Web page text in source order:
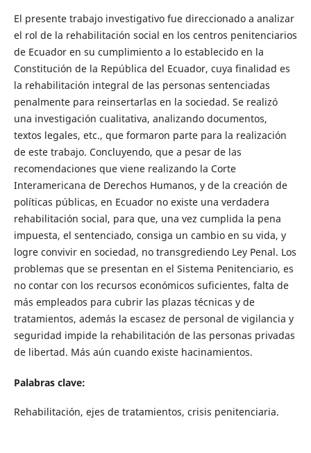
El presente trabajo investigativo fue direccionado a analizar
el rol de la rehabilitación social en los centros penitenciarios
de Ecuador en su cumplimiento a lo establecido en la
Constitución de la República del Ecuador, cuya finalidad es
la rehabilitación integral de las personas sentenciadas
penalmente para reinsertarlas en la sociedad. Se realizó
una investigación cualitativa, analizando documentos,
textos legales, etc., que formaron parte para la realización
de este trabajo. Concluyendo, que a pesar de las
recomendaciones que viene realizando la Corte
Interamericana de Derechos Humanos, y de la creación de
políticas públicas, en Ecuador no existe una verdadera
rehabilitación social, para que, una vez cumplida la pena
impuesta, el sentenciado, consiga un cambio en su vida, y
logre convivir en sociedad, no transgrediendo Ley Penal. Los
problemas que se presentan en el Sistema Penitenciario, es
no contar con los recursos económicos suficientes, falta de
más empleados para cubrir las plazas técnicas y de
tratamientos, además la escasez de personal de vigilancia y
seguridad impide la rehabilitación de las personas privadas
de libertad. Más aún cuando existe hacinamientos.
Palabras clave:
Rehabilitación, ejes de tratamientos, crisis penitenciaria.